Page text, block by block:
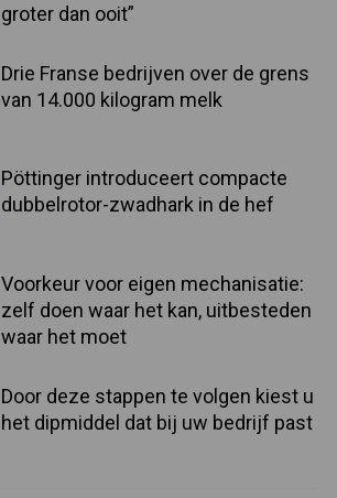
groter dan ooit”
Drie Franse bedrijven over de grens
van 14.000 kilogram melk
Pöttinger introduceert compacte
dubbelrotor-zwadhark in de hef
Voorkeur voor eigen mechanisatie:
zelf doen waar het kan, uitbesteden
waar het moet
Door deze stappen te volgen kiest u
het dipmiddel dat bij uw bedrijf past